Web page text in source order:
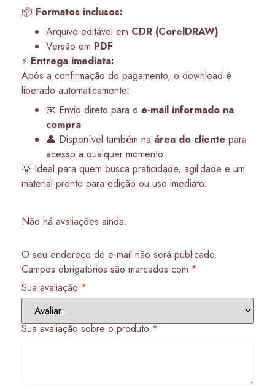
📦 Formatos inclusos:
Arquivo editável em CDR (CorelDRAW)
Versão em PDF
⚡ Entrega imediata:
Após a confirmação do pagamento, o download é
liberado automaticamente:
📧 Envio direto para o e-mail informado na
compra
👤 Disponível também na área do cliente para
acesso a qualquer momento
💡 Ideal para quem busca praticidade, agilidade e um
material pronto para edição ou uso imediato.
Não há avaliações ainda.
O seu endereço de e-mail não será publicado.
Campos obrigatórios são marcados com *
Sua avaliação *
Sua avaliação sobre o produto*